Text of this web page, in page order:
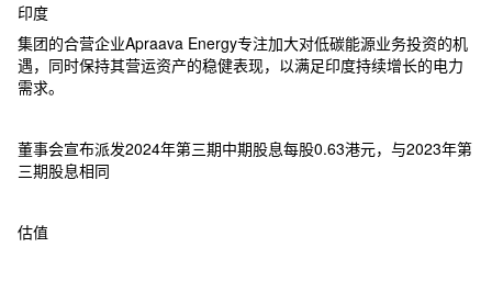
印度
集团的合营企业Apraava Energy专注加大对低碳能源业务投资的机
遇，同时保持其营运资产的稳健表现，以满足印度持续增长的电力
需求。
董事会宣布派发2024年第三期中期股息每股0.63港元，与2023年第
三期股息相同
估值